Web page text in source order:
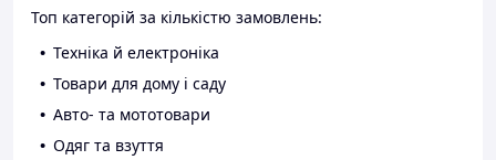
Топ категорій за кількістю замовлень:
Техніка й електроніка
Товари для дому і саду
Авто- та мототовари
Одяг та взуття